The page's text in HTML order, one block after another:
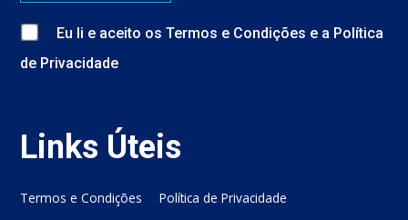
Eu li e aceito osTermos e Condições e a Política
de Privacidade
Links Úteis
Termos e Condições Política de Privacidade